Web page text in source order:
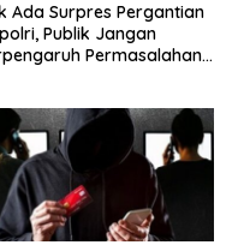
Ada Surpres Pergantian
Publik Jangan
Permasalahan